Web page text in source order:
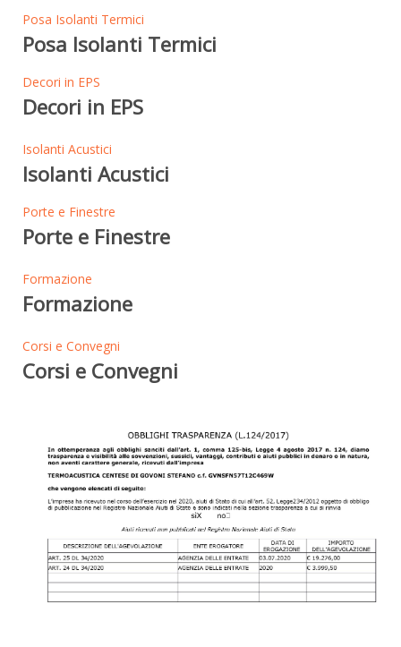
Posa Isolanti Termici
Posa Isolanti Termici
Decori in EPS
Decori in EPS
Isolanti Acustici
Isolanti Acustici
Porte e Finestre
Porte e Finestre
Formazione
Formazione
Corsi e Convegni
Corsi e Convegni